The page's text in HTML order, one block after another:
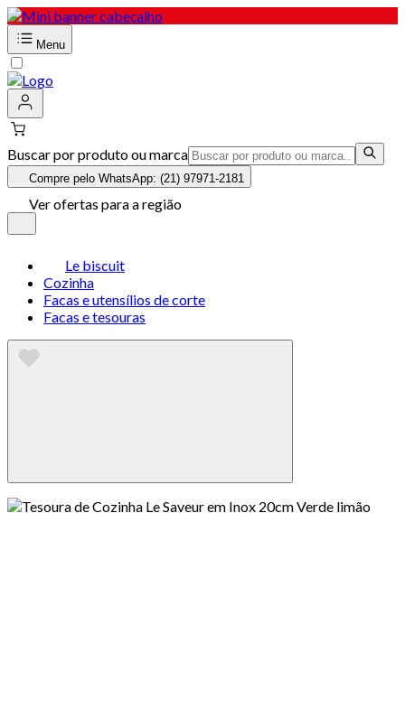
Menu
Buscar por produto ou marca
Compre pelo WhatsApp: (21) 97971-2181
Ver ofertas para a região
Le biscuit
Cozinha
Facas e utensílios de corte
Facas e tesouras